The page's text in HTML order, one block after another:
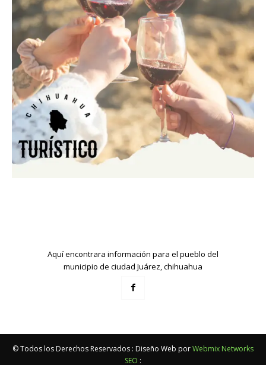
Aquí encontrara información para el pueblo del
municipio de ciudad Juárez, chihuahua
© Todos los Derechos Reservados : Diseño Web porWebmix Networks
SEO :